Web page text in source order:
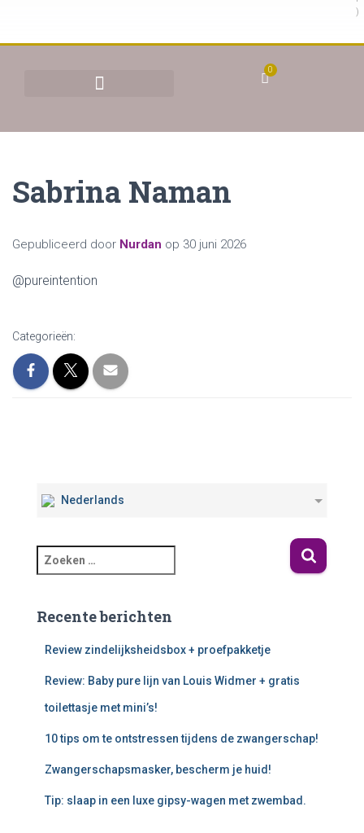
)
0
Sabrina Naman
Gepubliceerd door Nurdan op 30 juni 2026
@pureintention
Categorieën:
Nederlands
Recente berichten
Review zindelijksheidsbox + proefpakketje
Review: Baby pure lijn van Louis Widmer + gratis
toilettasje met mini’s!
10 tips om te ontstressen tijdens de zwangerschap!
Zwangerschapsmasker, bescherm je huid!
Tip: slaap in een luxe gipsy-wagen met zwembad.